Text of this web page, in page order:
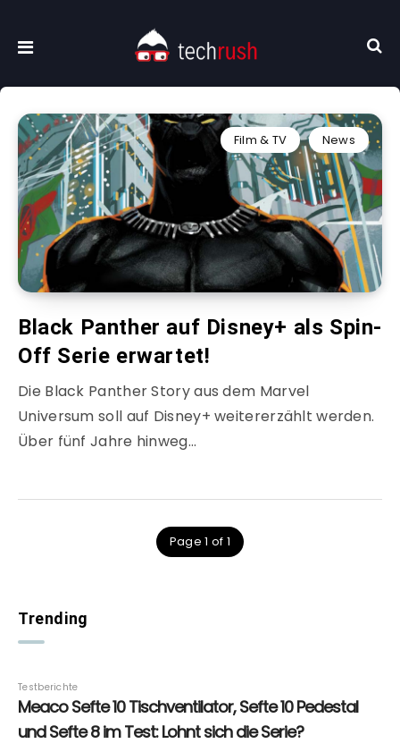
Film & TV News
Black Panther auf Disney+ als Spin-
Off Serie erwartet!
Die Black Panther Story aus dem Marvel
Universum soll auf Disney+ weitererzählt werden.
Über fünf Jahre hinweg…
Page 1 of 1
Trending